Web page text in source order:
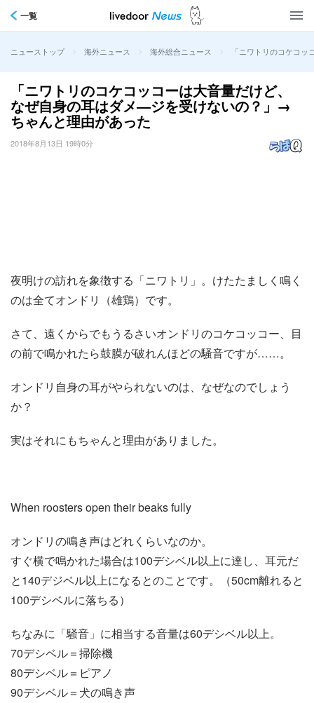
一覧
ニューストップ > 海外ニュース > 海外総合ニュース > 「ニワトリのコケコ
「ニワトリのコケコッコーは大音量だけど、
なぜ自身の耳はダメ―ジを受けないの？」→
ちゃんと理由があった
2018年8月13日 19時0分
夜明けの訪れを象徴する「ニワトリ」。けたたましく鳴く
のは全てオンドリ（雄鶏）です。
さて、遠くからでもうるさいオンドリのコケコッコー、目
の前で鳴かれたら鼓膜が破れんほどの騒音ですが……。
オンドリ自身の耳がやられないのは、なぜなのでしょう
か？
実はそれにもちゃんと理由がありました。
When roosters open their beaks fully
オンドリの鳴き声はどれくらいなのか。
すぐ横で鳴かれた場合は100デシベル以上に達し、耳元だ
と140デジベル以上になるとのことです。（50cm離れると
100デシベルに落ちる）
ちなみに「騒音」に相当する音量は60デシベル以上。
70デシベル＝掃除機
80デシベル＝ピアノ
90デシベル＝犬の鳴き声